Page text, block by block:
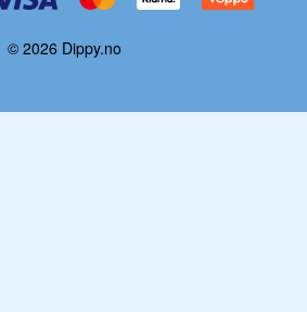
© 2026 Dippy.no